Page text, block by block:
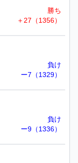
勝ち
＋27（1356）
負け
ー7（1329）
負け
ー9（1336）